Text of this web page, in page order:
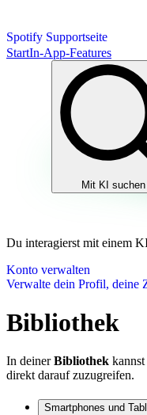
Spotify Supportseite
StartIn-App-Features
Mit KI suchen
Du interagierst mit einem
Konto verwalten
Verwalte dein Profil, deine
Bibliothek
In deinerBibliothek
direkt darauf zuzugreifen.
Smartphones und